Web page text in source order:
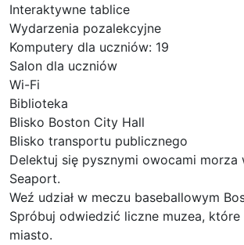
Interaktywne tablice
Wydarzenia pozalekcyjne
Komputery dla uczniów: 19
Salon dla uczniów
Wi-Fi
Biblioteka
Blisko Boston City Hall
Blisko transportu publicznego
Delektuj się pysznymi owocami morza
Seaport.
Weź udział w meczu baseballowym
Spróbuj odwiedzić liczne muzea,
miasto.